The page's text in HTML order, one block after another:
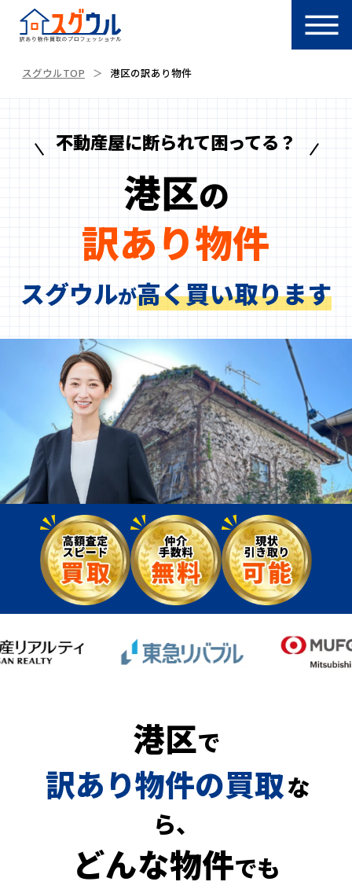
スグウルTOP 港区の訳あり物件
不動産屋に断られて困ってる？
港区の
訳あり物件
スグウルが高く買い取ります
港区で
訳あり物件の買取な
ら、
どんな物件でも